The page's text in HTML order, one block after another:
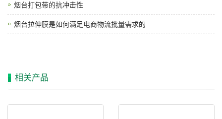
烟台打包带的抗冲击性
烟台拉伸膜是如何满足电商物流批量需求的
相关产品